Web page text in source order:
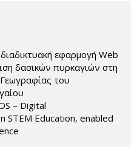
εφαρμογή Web
δασικών πυρκαγιών στη
του
– Digital
STEM Education, enabled